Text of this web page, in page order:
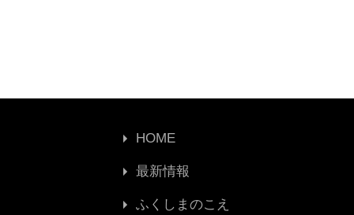
HOME
最新情報
ふくしまのこえ